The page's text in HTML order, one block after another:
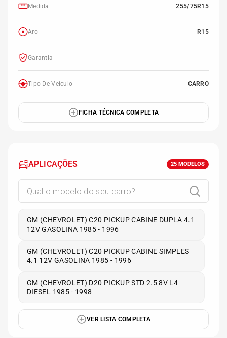
Medida 255/75R15
Aro R15
Garantia
Tipo De Veículo CARRO
FICHA TÉCNICA COMPLETA
APLICAÇÕES 25 MODELOS
GM (CHEVROLET) C20 PICKUP CABINE DUPLA 4.1
12V GASOLINA 1985 - 1996
GM (CHEVROLET) C20 PICKUP CABINE SIMPLES
4.1 12V GASOLINA 1985 - 1996
GM (CHEVROLET) D20 PICKUP STD 2.5 8V L4
DIESEL 1985 - 1998
VER LISTA COMPLETA